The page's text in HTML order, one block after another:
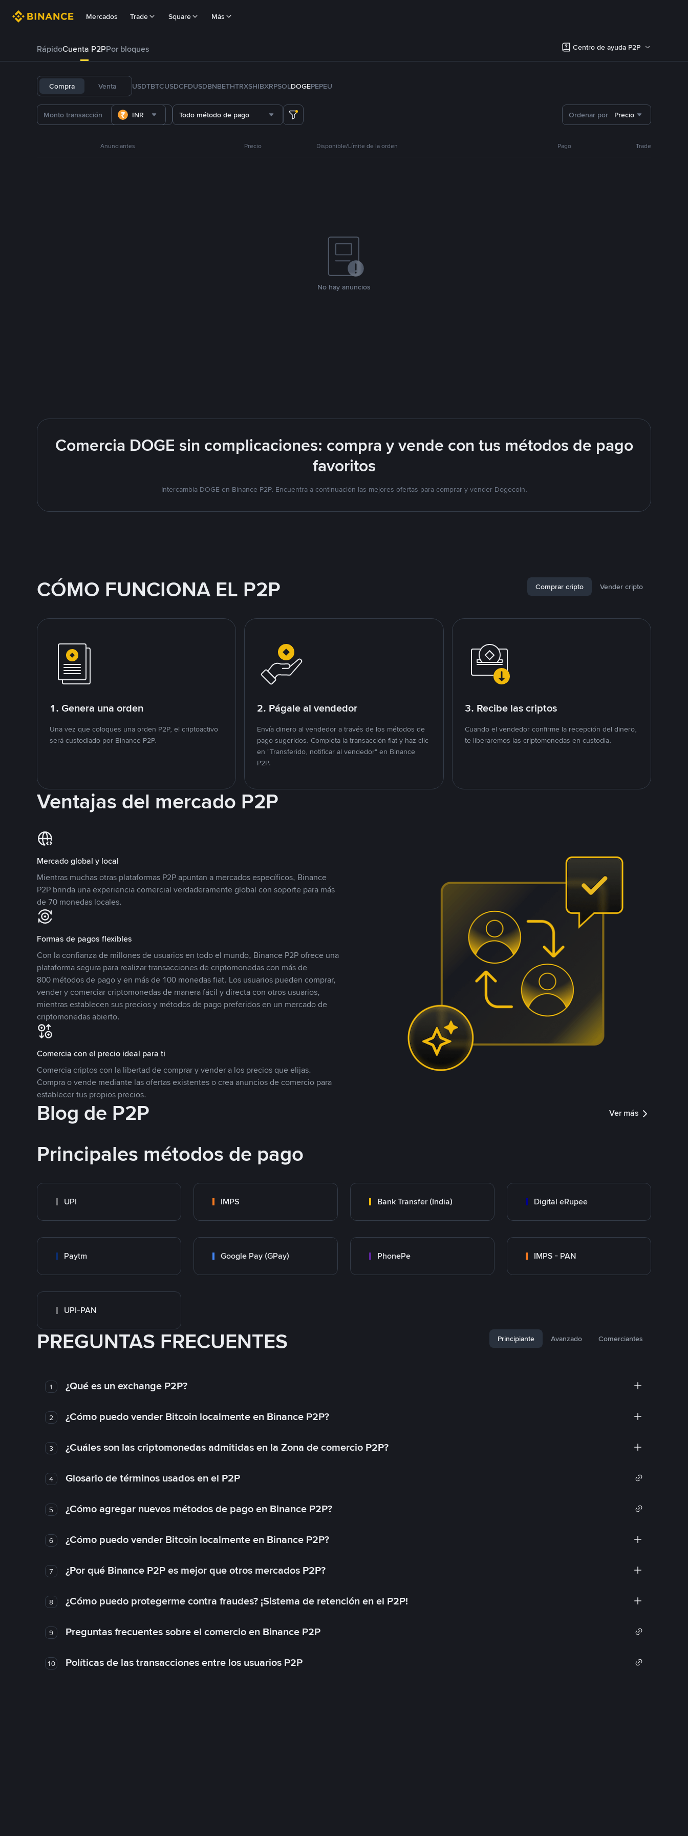
Mercados Trade Square Más
RápidoCuenta P2PPor bloques Centro de ayuda P2P
Compra Venta USDTBTCUSDCFDUSDBNBETHTRXSHIBXRPSOLDOGEPEPEU
INR Todo método de pago Ordenar por Precio
Anunciantes Precio Disponible/Límite de la orden Pago Trade
No hay anuncios
Comercia DOGE sin complicaciones: compra y vende con tus métodos de pago
favoritos
Intercambia DOGE en Binance P2P. Encuentra a continuación las mejores ofertas para comprar y vender Dogecoin.
CÓMO FUNCIONA EL P2P Comprar cripto Vender cripto
1. Genera una orden
Una vez que coloques una orden P2P, el criptoactivo
será custodiado por Binance P2P.
2. Págale al vendedor
Envía dinero al vendedor a través de los métodos de
pago sugeridos. Completa la transacción fiat y haz clic
en "Transferido, notificar al vendedor" en Binance
P2P.
3. Recibe las criptos
Cuando el vendedor confirme la recepción del dinero,
te liberaremos las criptomonedas en custodia.
Ventajas del mercado P2P
Mercado global y local
Mientras muchas otras plataformas P2P apuntan a mercados específicos, Binance
P2P brinda una experiencia comercial verdaderamente global con soporte para más
de 70 monedas locales.
Formas de pagos flexibles
Con la confianza de millones de usuarios en todo el mundo, Binance P2P ofrece una
plataforma segura para realizar transacciones de criptomonedas con más de
800 métodos de pago y en más de 100 monedas fiat. Los usuarios pueden comprar,
vender y comerciar criptomonedas de manera fácil y directa con otros usuarios,
mientras establecen sus precios y métodos de pago preferidos en un mercado de
criptomonedas abierto.
Comercia con el precio ideal para ti
Comercia criptos con la libertad de comprar y vender a los precios que elijas.
Compra o vende mediante las ofertas existentes o crea anuncios de comercio para
establecer tus propios precios.
Blog de P2P Ver más
Principales métodos de pago
UPI IMPS Bank Transfer (India) Digital eRupee
Paytm Google Pay (GPay) PhonePe IMPS - PAN
UPI-PAN
PREGUNTAS FRECUENTES Principiante Avanzado Comerciantes
1 ¿Qué es un exchange P2P?
2 ¿Cómo puedo vender Bitcoin localmente en Binance P2P?
3 ¿Cuáles son las criptomonedas admitidas en la Zona de comercio P2P?
4 Glosario de términos usados en el P2P
5 ¿Cómo agregar nuevos métodos de pago en Binance P2P?
6 ¿Cómo puedo vender Bitcoin localmente en Binance P2P?
7 ¿Por qué Binance P2P es mejor que otros mercados P2P?
8 ¿Cómo puedo protegerme contra fraudes? ¡Sistema de retención en el P2P!
9 Preguntas frecuentes sobre el comercio en Binance P2P
10 Políticas de las transacciones entre los usuarios P2P